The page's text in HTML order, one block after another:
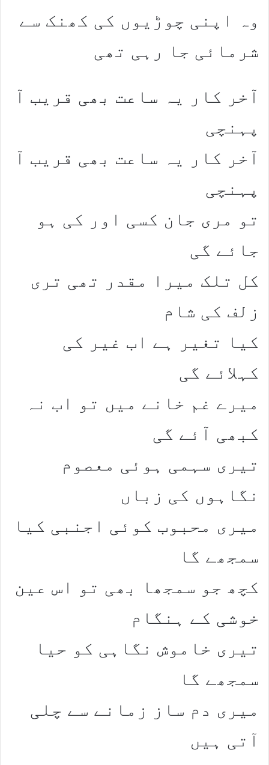
وہ اپنی چوڑیوں کی کھنک سے
شرمائی جا رہی تھی
آخر کار یہ ساعت بھی قریب آ
پہنچی
آخر کار یہ ساعت بھی قریب آ
پہنچی
تو مری جان کسی اور کی ہو
جائے گی
کل تلک میرا مقدر تھی تری
زلف کی شام
کیا تغیر ہے اب غیر کی
کہلائے گی
میرے غم خانے میں تو اب نہ
کبھی آئے گی
تیری سہمی ہوئی معصوم
نگاہوں کی زباں
میری محبوب کوئی اجنبی کیا
سمجھے گا
کچھ جو سمجھا بھی تو اس عین
خوشی کے ہنگام
تیری خاموش نگاہی کو حیا
سمجھے گا
میری دم ساز زمانے سے چلی
آتی ہیں